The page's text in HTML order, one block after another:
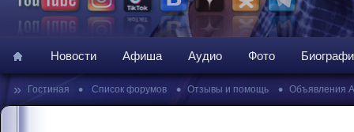
Новости Афиша Аудио Фото
» Гостиная • Список форумов • Отзывы и помощь • Объявления